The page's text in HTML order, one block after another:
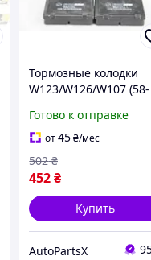
Тормозные колодки
W123/W126/W107 (58-
Готово к отправке
от45₴/мес
452₴
502 ₴
Купить
AutoPartsX